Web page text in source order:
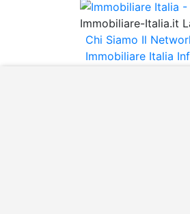
Immobiliare-Italia.it
Chi Siamo Il
Immobiliare Italia
Gli annunci
italia.it quindi non